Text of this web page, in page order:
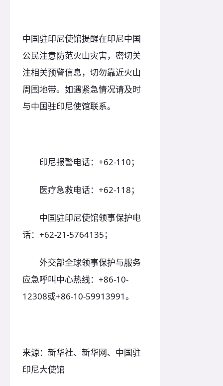
中国驻印尼使馆提醒在印尼中国
公民注意防范火山灾害，密切关
注相关预警信息，切勿靠近火山
周围地带。如遇紧急情况请及时
与中国驻印尼使馆联系。
印尼报警电话：+62-110；
医疗急救电话：+62-118；
中国驻印尼使馆领事保护电
话：+62-21-5764135；
外交部全球领事保护与服务
应急呼叫中心热线：+86-10-
12308或+86-10-59913991。
来源：新华社、新华网、中国驻
印尼大使馆